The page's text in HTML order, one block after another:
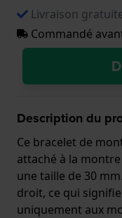
Livraison
Commandé
Description du
Ce bracelet de
attaché à la
une taille de 30
droit, ce qui
uniquement aux